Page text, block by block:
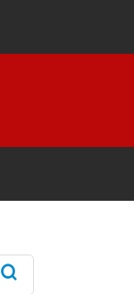
FRETE GRÁTIS -